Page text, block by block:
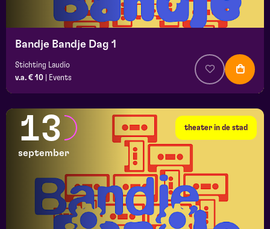
Bandje Bandje Dag 1
Stichting Laudio
v.a. € 10
Events
theater in de stad
13
september